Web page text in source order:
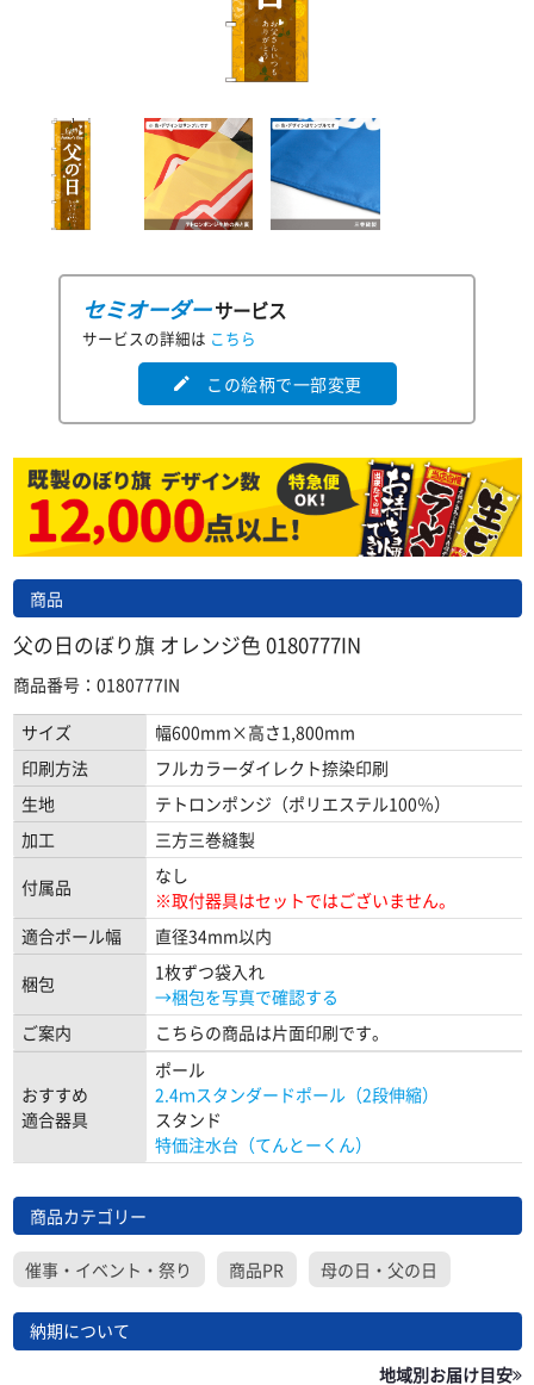
セミオーダーサービス
サービスの詳細は こちら
edit この絵柄で一部変更
商品
父の日のぼり旗 オレンジ色 0180777IN
商品番号：0180777IN
サイズ
幅600mm×高さ1,800mm
印刷方法
フルカラーダイレクト捺染印刷
生地
テトロンポンジ（ポリエステル100％）
加工
三方三巻縫製
付属品
なし
※取付器具はセットではございません。
適合ポール幅
直径34mm以内
梱包
1枚ずつ袋入れ
→梱包を写真で確認する
ご案内
こちらの商品は片面印刷です。
おすすめ
適合器具
ポール
2.4ｍスタンダードポール（2段伸縮）
スタンド
特価注水台（てんとーくん）
商品カテゴリー
催事・イベント・祭り 商品PR 母の日・父の日
納期について
地域別お届け目安